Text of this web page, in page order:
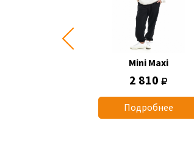
Mini Maxi
2 810
Подробнее